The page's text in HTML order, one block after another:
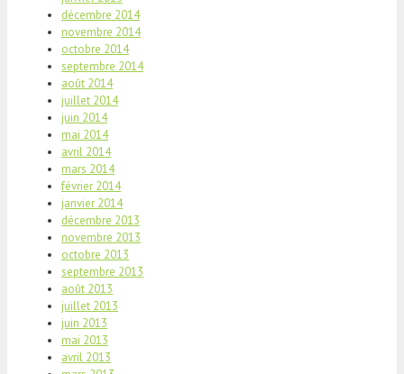
décembre 2014
novembre 2014
octobre 2014
septembre 2014
août 2014
juillet 2014
juin 2014
mai 2014
avril 2014
mars 2014
février 2014
janvier 2014
décembre 2013
novembre 2013
octobre 2013
septembre 2013
août 2013
juillet 2013
juin 2013
mai 2013
avril 2013